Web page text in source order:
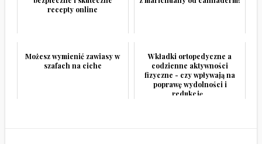
recepty online
Możesz wymienić zawiasy w
szafach na ciche
Wkładki ortopedyczne a
codzienne aktywności
fizyczne - czy wpływają na
poprawę wydolności i
redukcję...